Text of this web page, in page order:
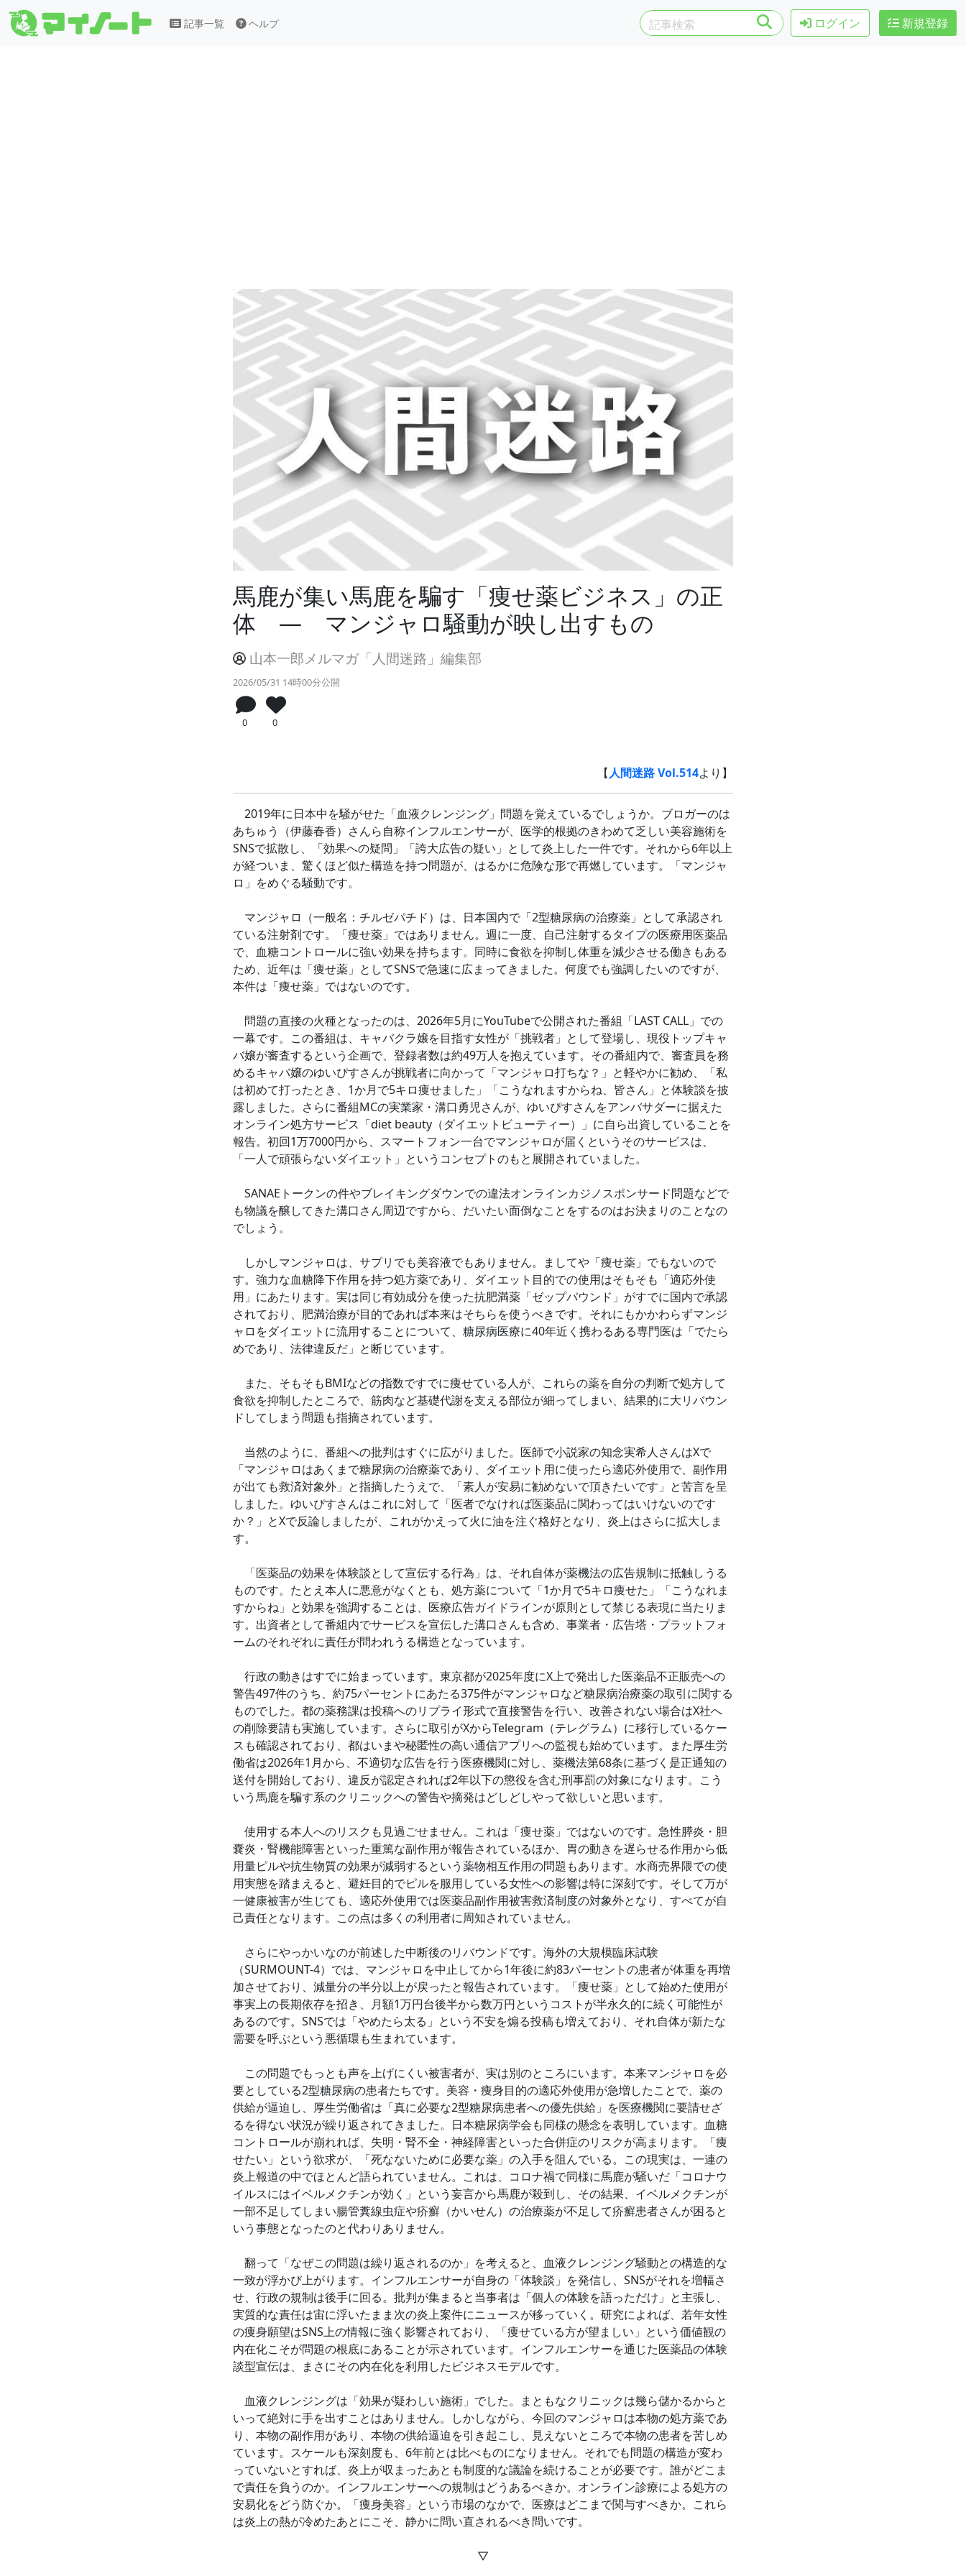
記事一覧 ヘルプ ログイン 新規登録
馬鹿が集い馬鹿を騙す「痩せ薬ビジネス」の正
体 ― マンジャロ騒動が映し出すもの
山本一郎メルマガ「人間迷路」編集部
2026/05/31 14時00分公開
0 0
【人間迷路 Vol.514より】
2019年に日本中を騒がせた「血液クレンジング」問題を覚えているでしょうか。ブロガーのは
あちゅう（伊藤春香）さんら自称インフルエンサーが、医学的根拠のきわめて乏しい美容施術を
SNSで拡散し、「効果への疑問」「誇大広告の疑い」として炎上した一件です。それから6年以上
が経ついま、驚くほど似た構造を持つ問題が、はるかに危険な形で再燃しています。「マンジャ
ロ」をめぐる騒動です。
マンジャロ（一般名：チルゼパチド）は、日本国内で「2型糖尿病の治療薬」として承認され
ている注射剤です。「痩せ薬」ではありません。週に一度、自己注射するタイプの医療用医薬品
で、血糖コントロールに強い効果を持ちます。同時に食欲を抑制し体重を減少させる働きもある
ため、近年は「痩せ薬」としてSNSで急速に広まってきました。何度でも強調したいのですが、
本件は「痩せ薬」ではないのです。
問題の直接の火種となったのは、2026年5月にYouTubeで公開された番組「LAST CALL」での
一幕です。この番組は、キャバクラ嬢を目指す女性が「挑戦者」として登場し、現役トップキャ
バ嬢が審査するという企画で、登録者数は約49万人を抱えています。その番組内で、審査員を務
めるキャバ嬢のゆいぴすさんが挑戦者に向かって「マンジャロ打ちな？」と軽やかに勧め、「私
は初めて打ったとき、1か月で5キロ痩せました」「こうなれますからね、皆さん」と体験談を披
露しました。さらに番組MCの実業家・溝口勇児さんが、ゆいぴすさんをアンバサダーに据えた
オンライン処方サービス「diet beauty（ダイエットビューティー）」に自ら出資していることを
報告。初回1万7000円から、スマートフォン一台でマンジャロが届くというそのサービスは、
「一人で頑張らないダイエット」というコンセプトのもと展開されていました。
SANAEトークンの件やブレイキングダウンでの違法オンラインカジノスポンサード問題などで
も物議を醸してきた溝口さん周辺ですから、だいたい面倒なことをするのはお決まりのことなの
でしょう。
しかしマンジャロは、サプリでも美容液でもありません。ましてや「痩せ薬」でもないので
す。強力な血糖降下作用を持つ処方薬であり、ダイエット目的での使用はそもそも「適応外使
用」にあたります。実は同じ有効成分を使った抗肥満薬「ゼップバウンド」がすでに国内で承認
されており、肥満治療が目的であれば本来はそちらを使うべきです。それにもかかわらずマンジ
ャロをダイエットに流用することについて、糖尿病医療に40年近く携わるある専門医は「でたら
めであり、法律違反だ」と断じています。
また、そもそもBMIなどの指数ですでに痩せている人が、これらの薬を自分の判断で処方して
食欲を抑制したところで、筋肉など基礎代謝を支える部位が細ってしまい、結果的に大リバウン
ドしてしまう問題も指摘されています。
当然のように、番組への批判はすぐに広がりました。医師で小説家の知念実希人さんはXで
「マンジャロはあくまで糖尿病の治療薬であり、ダイエット用に使ったら適応外使用で、副作用
が出ても救済対象外」と指摘したうえで、「素人が安易に勧めないで頂きたいです」と苦言を呈
しました。ゆいぴすさんはこれに対して「医者でなければ医薬品に関わってはいけないのです
か？」とXで反論しましたが、これがかえって火に油を注ぐ格好となり、炎上はさらに拡大しま
す。
「医薬品の効果を体験談として宣伝する行為」は、それ自体が薬機法の広告規制に抵触しうる
ものです。たとえ本人に悪意がなくとも、処方薬について「1か月で5キロ痩せた」「こうなれま
すからね」と効果を強調することは、医療広告ガイドラインが原則として禁じる表現に当たりま
す。出資者として番組内でサービスを宣伝した溝口さんも含め、事業者・広告塔・プラットフォ
ームのそれぞれに責任が問われうる構造となっています。
行政の動きはすでに始まっています。東京都が2025年度にX上で発出した医薬品不正販売への
警告497件のうち、約75パーセントにあたる375件がマンジャロなど糖尿病治療薬の取引に関する
ものでした。都の薬務課は投稿へのリプライ形式で直接警告を行い、改善されない場合はX社へ
の削除要請も実施しています。さらに取引がXからTelegram（テレグラム）に移行しているケー
スも確認されており、都はいまや秘匿性の高い通信アプリへの監視も始めています。また厚生労
働省は2026年1月から、不適切な広告を行う医療機関に対し、薬機法第68条に基づく是正通知の
送付を開始しており、違反が認定されれば2年以下の懲役を含む刑事罰の対象になります。こう
いう馬鹿を騙す系のクリニックへの警告や摘発はどしどしやって欲しいと思います。
使用する本人へのリスクも見過ごせません。これは「痩せ薬」ではないのです。急性膵炎・胆
嚢炎・腎機能障害といった重篤な副作用が報告されているほか、胃の動きを遅らせる作用から低
用量ピルや抗生物質の効果が減弱するという薬物相互作用の問題もあります。水商売界隈での使
用実態を踏まえると、避妊目的でピルを服用している女性への影響は特に深刻です。そして万が
一健康被害が生じても、適応外使用では医薬品副作用被害救済制度の対象外となり、すべてが自
己責任となります。この点は多くの利用者に周知されていません。
さらにやっかいなのが前述した中断後のリバウンドです。海外の大規模臨床試験
（SURMOUNT-4）では、マンジャロを中止してから1年後に約83パーセントの患者が体重を再増
加させており、減量分の半分以上が戻ったと報告されています。「痩せ薬」として始めた使用が
事実上の長期依存を招き、月額1万円台後半から数万円というコストが半永久的に続く可能性が
あるのです。SNSでは「やめたら太る」という不安を煽る投稿も増えており、それ自体が新たな
需要を呼ぶという悪循環も生まれています。
この問題でもっとも声を上げにくい被害者が、実は別のところにいます。本来マンジャロを必
要としている2型糖尿病の患者たちです。美容・痩身目的の適応外使用が急増したことで、薬の
供給が逼迫し、厚生労働省は「真に必要な2型糖尿病患者への優先供給」を医療機関に要請せざ
るを得ない状況が繰り返されてきました。日本糖尿病学会も同様の懸念を表明しています。血糖
コントロールが崩れれば、失明・腎不全・神経障害といった合併症のリスクが高まります。「痩
せたい」という欲求が、「死なないために必要な薬」の入手を阻んでいる。この現実は、一連の
炎上報道の中でほとんど語られていません。これは、コロナ禍で同様に馬鹿が騒いだ「コロナウ
イルスにはイベルメクチンが効く」という妄言から馬鹿が殺到し、その結果、イベルメクチンが
一部不足してしまい腸管糞線虫症や疥癬（かいせん）の治療薬が不足して疥癬患者さんが困ると
いう事態となったのと代わりありません。
翻って「なぜこの問題は繰り返されるのか」を考えると、血液クレンジング騒動との構造的な
一致が浮かび上がります。インフルエンサーが自身の「体験談」を発信し、SNSがそれを増幅さ
せ、行政の規制は後手に回る。批判が集まると当事者は「個人の体験を語っただけ」と主張し、
実質的な責任は宙に浮いたまま次の炎上案件にニュースが移っていく。研究によれば、若年女性
の痩身願望はSNS上の情報に強く影響されており、「痩せている方が望ましい」という価値観の
内在化こそが問題の根底にあることが示されています。インフルエンサーを通じた医薬品の体験
談型宣伝は、まさにその内在化を利用したビジネスモデルです。
血液クレンジングは「効果が疑わしい施術」でした。まともなクリニックは幾ら儲かるからと
いって絶対に手を出すことはありません。しかしながら、今回のマンジャロは本物の処方薬であ
り、本物の副作用があり、本物の供給逼迫を引き起こし、見えないところで本物の患者を苦しめ
ています。スケールも深刻度も、6年前とは比べものになりません。それでも問題の構造が変わ
っていないとすれば、炎上が収まったあとも制度的な議論を続けることが必要です。誰がどこま
で責任を負うのか。インフルエンサーへの規制はどうあるべきか。オンライン診療による処方の
安易化をどう防ぐか。「痩身美容」という市場のなかで、医療はどこまで関与すべきか。これら
は炎上の熱が冷めたあとにこそ、静かに問い直されるべき問いです。
▽